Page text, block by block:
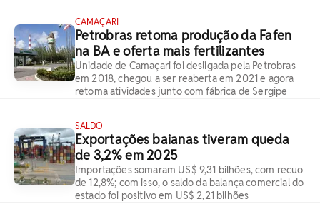
CAMAÇARI
Petrobras retoma produção da Fafen
na BA e oferta mais fertilizantes
Unidade de Camaçari foi desligada pela Petrobras
em 2018, chegou a ser reaberta em 2021 e agora
retoma atividades junto com fábrica de Sergipe
SALDO
Exportações baianas tiveram queda
de 3,2% em 2025
Importações somaram US$ 9,31 bilhões, com recuo
de 12,8%; com isso, o saldo da balança comercial do
estado foi positivo em US$ 2,21 bilhões